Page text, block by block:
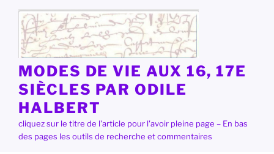
contenu
principal
MODES DE VIE AUX 16, 17E
SIÈCLES PAR ODILE
HALBERT
cliquez sur le titre de l'article pour l'avoir pleine page – En bas
des pages les outils de recherche et commentaires